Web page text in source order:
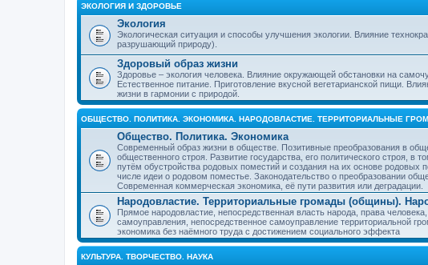
ЭКОЛОГИЯ И ЗДОРОВЬЕ
Экология
Экологическая ситуация и способы улучшения экологии. Влияние
разрушающий природу).
Здоровый образ жизни
Здоровье – экология человека. Влияние окружающей обстановки на
Естественное питание. Приготовление вкусной вегетарианской пищи.
жизни в гармонии с природой.
ОБЩЕСТВО. ПОЛИТИКА. ЭКОНОМИКА. НАРОДОВЛАСТИЕ. ТЕРРИТОРИАЛЬНЫЕ
Общество. Политика. Экономика
Современный образ жизни в обществе. Позитивные преобразования в
общественного строя. Развитие государства, его политического строя, в
путём обустройства родовых поместий и создания на их основе родовых
числе идеи о родовом поместье. Законодательство о преобразовании
Современная коммерческая экономика, её пути развития или деградации.
Народовластие. Территориальные громады (общины).
Прямое народовластие, непосредственная власть народа, права
самоуправления, непосредственное самоуправление территориальной
экономика без наёмного труда с достижением социального эффекта
КУЛЬТУРА. ТВОРЧЕСТВО. НАУКА